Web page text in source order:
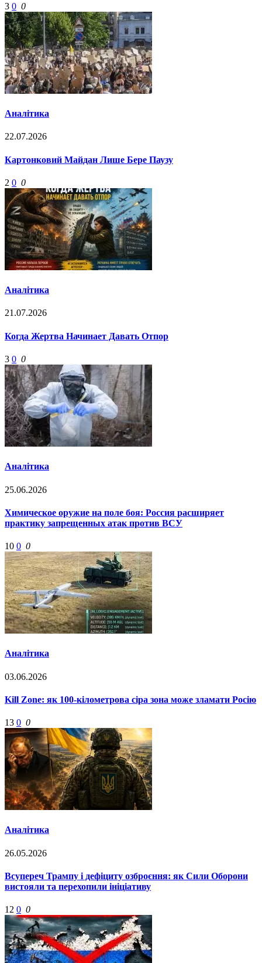
3 0 0
Аналітика
22.07.2026
Картонковий Майдан Лише Бере Паузу
2 0 0
Аналітика
21.07.2026
Когда Жертва Начинает Давать Отпор
3 0 0
Аналітика
25.06.2026
Химическое оружие на поле боя: Россия расширяет
практику запрещенных атак против ВСУ
10 0 0
Аналітика
03.06.2026
Kill Zone: як 100-кілометрова сіра зона може зламати Росію
13 0 0
Аналітика
26.05.2026
Всупереч Трампу і дефіциту озброєння: як Сили Оборони
вистояли та перехопили ініціативу
12 0 0